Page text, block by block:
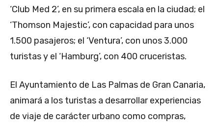
‘Club Med 2’, en su primera escala en la ciudad; el
‘Thomson Majestic’, con capacidad para unos
1.500 pasajeros; el ‘Ventura’, con unos 3.000
turistas y el ‘Hamburg’, con 400 cruceristas.
El Ayuntamiento de Las Palmas de Gran Canaria,
animará a los turistas a desarrollar experiencias
de viaje de carácter urbano como compras,